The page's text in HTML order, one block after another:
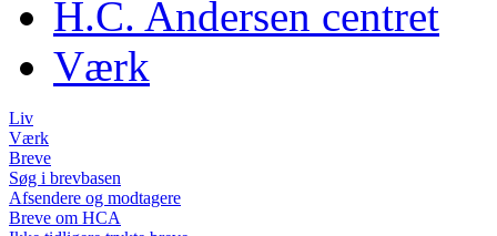
H.C. Andersen centret
Værk
Liv
Værk
Breve
Søg i brevbasen
Afsendere og modtagere
Breve om HCA